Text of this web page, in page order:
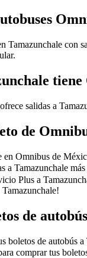
Tamazunchale
salidas a
de
Omnibus de
a Tamazunchale
Plus a
de
boletos de
comprar tus